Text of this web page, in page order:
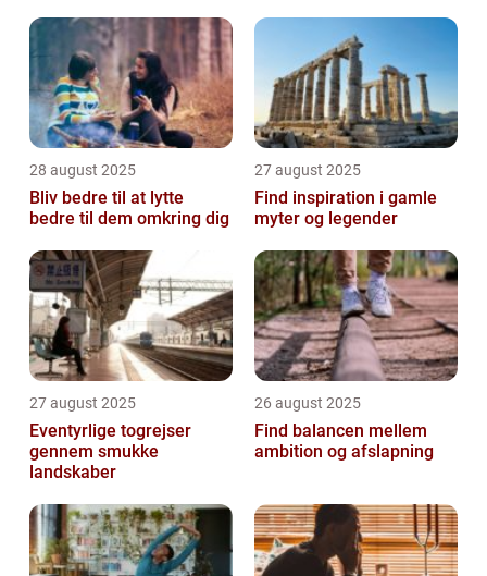
28 august 2025
Bliv bedre til at lytte
bedre til dem omkring dig
27 august 2025
Find inspiration i gamle
myter og legender
27 august 2025
Eventyrlige togrejser
gennem smukke
landskaber
26 august 2025
Find balancen mellem
ambition og afslapning